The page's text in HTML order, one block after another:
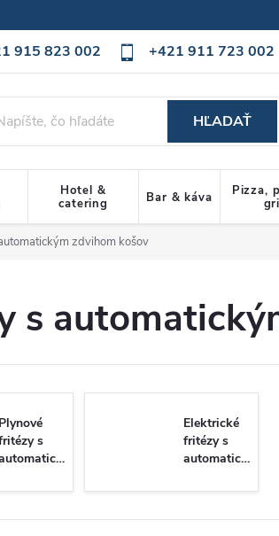
915 823 002 +421 911 723 002
Ochrana osobných údajov Cookies policy
HĽADAŤ
Hotel &
catering
Bar & káva
Pizza,
zdvihom košov
s
Plynové
s
Elektrické
fritézy s
automatickým
košov